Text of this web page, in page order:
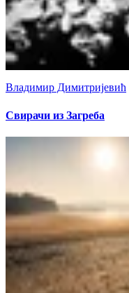
Владимир Димитријевић
Свирачи из Загреба